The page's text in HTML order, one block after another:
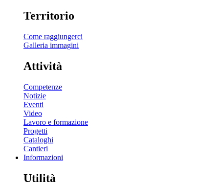
Territorio
Come raggiungerci
Galleria immagini
Attività
Competenze
Notizie
Eventi
Video
Lavoro e formazione
Progetti
Cataloghi
Cantieri
Informazioni
Utilità